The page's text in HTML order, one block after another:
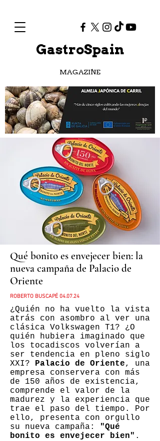
GastroSpain
MAGAZINE
Qué bonito es envejecer bien: la
nueva campaña de Palacio de
Oriente
ROBERTO BUSCAPÉ 04.07.24
¿Quién no ha vuelto la vista
atrás con asombro al ver una
clásica Volkswagen T1? ¿O
quién hubiera imaginado que
los tocadiscos volverían a
ser tendencia en pleno siglo
XXI? Palacio de Oriente, una
empresa conservera con más
de 150 años de existencia,
comprende el valor de la
madurez y la experiencia que
trae el paso del tiempo. Por
ello, presenta con orgullo
su nueva campaña:
"Qué
bonito es envejecer bien" .